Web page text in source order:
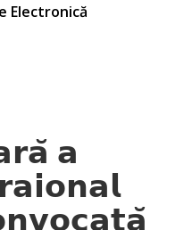
Electronică
𝗮